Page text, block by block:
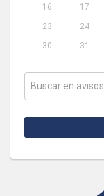
16
17
23
24
30
31